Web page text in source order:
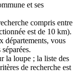
et ses
compris entre
est de 10 km).
départements, vous
la loupe ; la liste des
de recherche est